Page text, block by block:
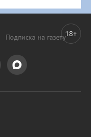
Подписка на газету18+